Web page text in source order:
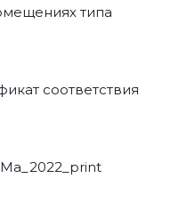
типа
соответствия